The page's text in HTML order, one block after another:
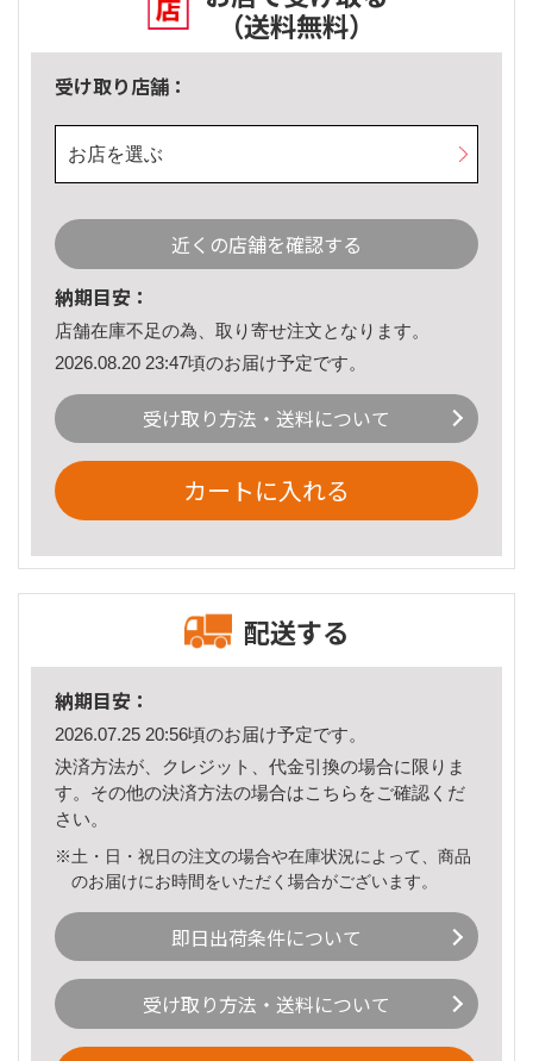
（送料無料）
受け取り店舗：
お店を選ぶ
近くの店舗を確認する
納期目安：
店舗在庫不足の為、取り寄せ注文となります。
2026.08.20 23:47頃のお届け予定です。
受け取り方法・送料について
カートに入れる
配送する
納期目安：
2026.07.25 20:56頃のお届け予定です。
決済方法が、クレジット、代金引換の場合に限りま
す。その他の決済方法の場合はこちら をご確認くだ
さい。
※土・日・祝日の注文の場合や在庫状況によって、商品
のお届けにお時間をいただく場合がございます。
即日出荷条件について
受け取り方法・送料について